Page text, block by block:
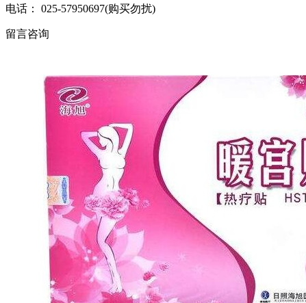
电话： 025-57950697(购买勿扰)
留言咨询